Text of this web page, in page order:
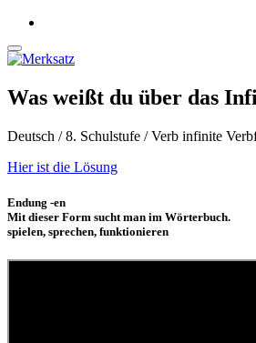
Was weißt du über das
Deutsch / 8. Schulstufe / Verb infinite
Hier ist die Lösung
Endung -en
Mit dieser Form sucht man im Wörterbuch.
spielen, sprechen, funktionieren